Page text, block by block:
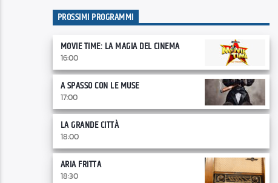
PROSSIMI PROGRAMMI
MOVIE TIME: LA MAGIA DEL CINEMA
16:00
A SPASSO CON LE MUSE
17:00
LA GRANDE CITTÀ
18:00
ARIA FRITTA
18:30